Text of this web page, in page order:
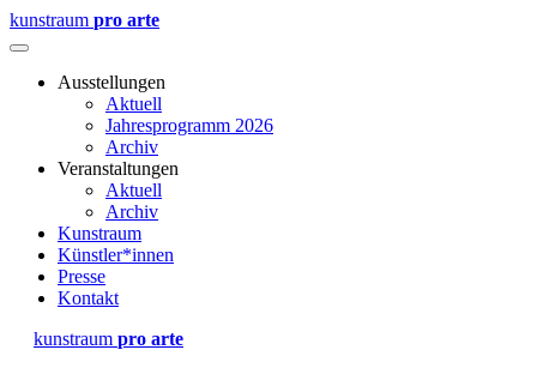
kunstraum pro arte
Ausstellungen
Aktuell
Jahresprogramm 2026
Archiv
Veranstaltungen
Aktuell
Archiv
Kunstraum
Künstler*innen
Presse
Kontakt
kunstraum pro arte